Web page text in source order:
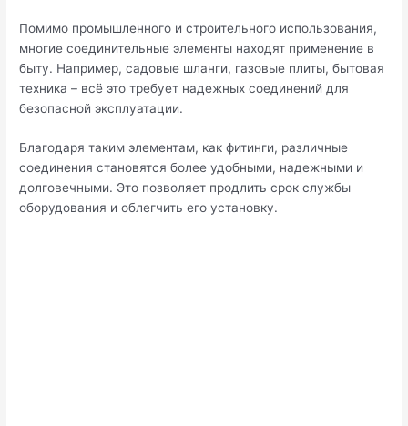
Помимо промышленного и строительного использования,
многие соединительные элементы находят применение в
быту. Например, садовые шланги, газовые плиты, бытовая
техника – всё это требует надежных соединений для
безопасной эксплуатации.
Благодаря таким элементам, как фитинги, различные
соединения становятся более удобными, надежными и
долговечными. Это позволяет продлить срок службы
оборудования и облегчить его установку.